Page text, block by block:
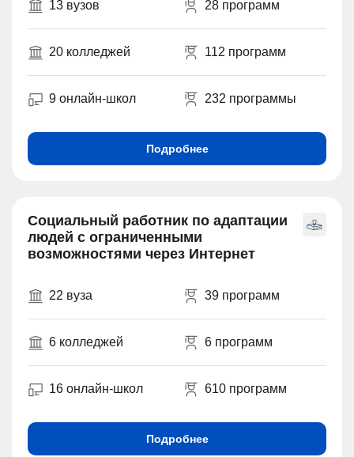
13 вузов 28 программ
20 колледжей 112 программ
9 онлайн-школ 232 программы
Подробнее
Социальный работник по адаптации
людей с ограниченными
возможностями через Интернет
22 вуза 39 программ
6 колледжей 6 программ
16 онлайн-школ 610 программ
Подробнее